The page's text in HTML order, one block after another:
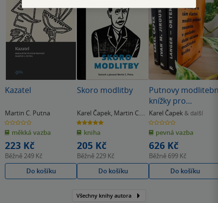
Kazatel
Martin C. Putna
0.0
z
5
hvězdiček
měkká vazba
223 Kč
Běžně249 Kč
Do košíku
Skoro modlitby
Karel Čapek, Martin C.
Putna
5.0
z
5
hvězdiček
kniha
205 Kč
Běžně229 Kč
Do košíku
Putnovy
knížky pro
nemodliče
Karel Čapek & další
0.0
z
5
hvězdiček
pevná vazba
626 Kč
Běžně 699 Kč
Do košíku
Všechny knihy autora